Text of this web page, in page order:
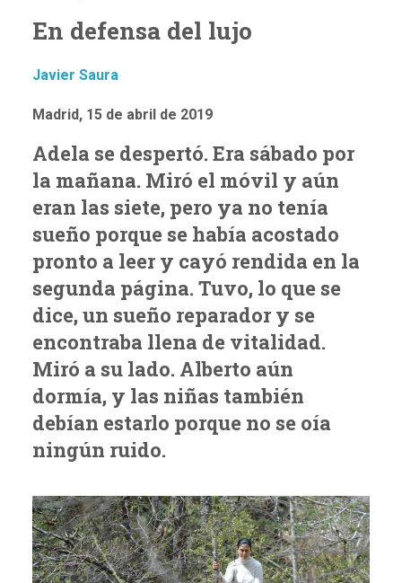
En defensa del lujo
Javier Saura
Madrid, 15 de abril de 2019
Adela se despertó. Era sábado por
la mañana. Miró el móvil y aún
eran las siete, pero ya no tenía
sueño porque se había acostado
pronto a leer y cayó rendida en la
segunda página. Tuvo, lo que se
dice, un sueño reparador y se
encontraba llena de vitalidad.
Miró a su lado. Alberto aún
dormía, y las niñas también
debían estarlo porque no se oía
ningún ruido.